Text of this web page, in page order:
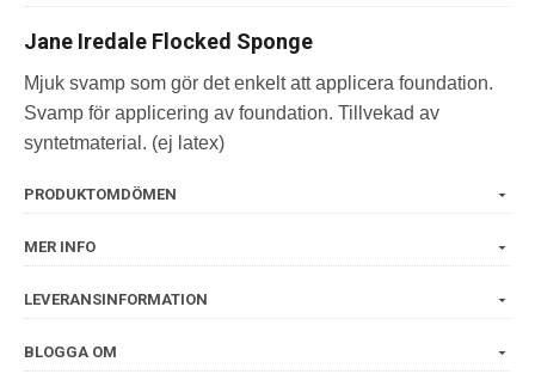
Jane Iredale Flocked Sponge
Mjuk svamp som gör det enkelt att applicera foundation.
Svamp för applicering av foundation. Tillvekad av
syntetmaterial. (ej latex)
PRODUKTOMDÖMEN
MER INFO
LEVERANSINFORMATION
BLOGGA OM